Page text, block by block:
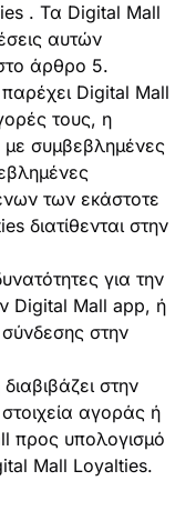
. Τα Digital Mall
αυτών
άρθρο 5.
Digital Mall
τους, η
συμβεβλημένες
των εκάστοτε
διατίθενται στην
για την
Digital Mall app, ή
στην
στην
αγοράς ή
προς υπολογισμό
Mall Loyalties.